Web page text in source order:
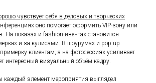
чувствует себя в деловых и творческих
оно помогает оформить VIP-зону или
На показах и fashion-ивентах становится
и за кулисами. В шоурумах и pop-up
клиентам, а на фотосессиях усиливает
интересный визуальный объём кадру.
каждый элемент мероприятия выглядел